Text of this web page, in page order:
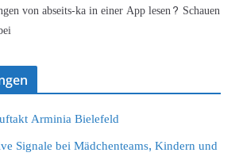
von abseits-ka in einer App lesen? Schauen
Arminia Bielefeld
Signale bei Mädchenteams, Kindern und